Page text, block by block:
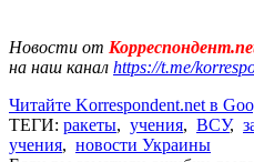
Новости от
на наш канал https://t.me/
Читайте Korrespondent.net в
ТЕГИ: ракеты, учения, ВСУ,
учения, новости Украины